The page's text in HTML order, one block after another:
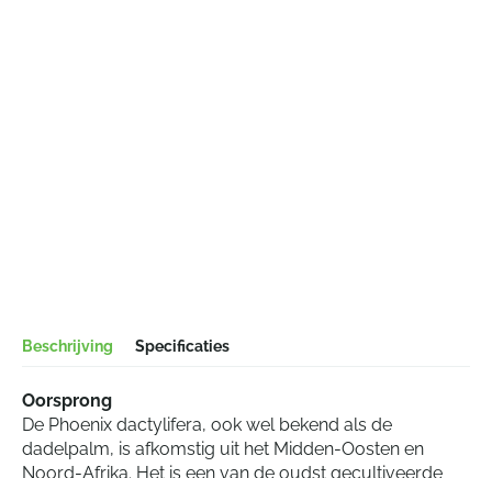
Beschrijving Specificaties
Oorsprong
De Phoenix dactylifera, ook wel bekend als de
dadelpalm, is afkomstig uit het Midden-Oosten en
Noord-Afrika. Het is een van de oudst gecultiveerde